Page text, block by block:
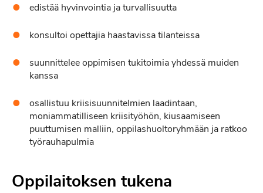
edistää hyvinvointia ja turvallisuutta
konsultoi opettajia haastavissa tilanteissa
suunnittelee oppimisen tukitoimia yhdessä muiden
kanssa
osallistuu kriisisuunnitelmien laadintaan,
moniammatilliseen kriisityöhön, kiusaamiseen
puuttumisen malliin, oppilashuoltoryhmään ja ratkoo
työrauhapulmia
Oppilaitoksen tukena